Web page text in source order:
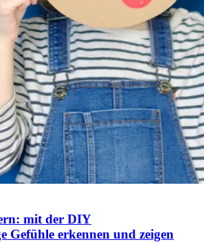
mit der DIY
Gefühle erkennen und zeigen